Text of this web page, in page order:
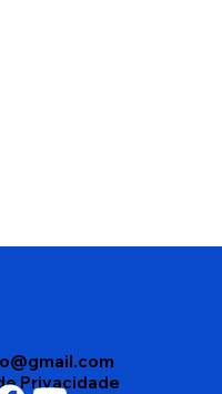
internado após
Privacidade